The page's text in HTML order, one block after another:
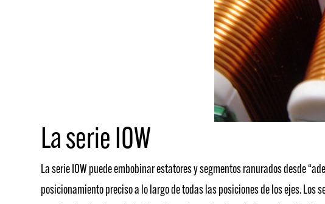
La serie IOW
La serie IOW puede embobinar estatores y segmentos ranurados desde
posicionamiento preciso a lo largo de todas las posiciones de los ejes.